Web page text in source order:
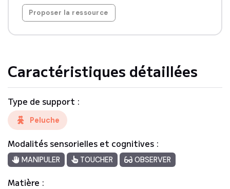
Proposer la ressource
Caractéristiques détaillées
Type de support :
Peluche
Modalités sensorielles et cognitives :
MANIPULER TOUCHER OBSERVER
Matière :